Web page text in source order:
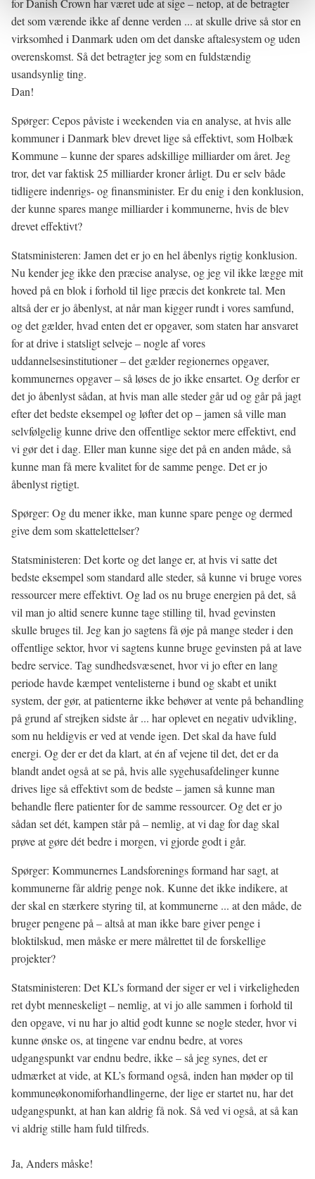
for Danish Crown har været ude at sige – netop, at de betragter
det som værende ikke af denne verden ... at skulle drive så stor en
virksomhed i Danmark uden om det danske aftalesystem og uden
overenskomst. Så det betragter jeg som en fuldstændig
usandsynlig ting.
Dan!
Spørger: Cepos påviste i weekenden via en analyse, at hvis alle
kommuner i Danmark blev drevet lige så effektivt, som Holbæk
Kommune – kunne der spares adskillige milliarder om året. Jeg
tror, det var faktisk 25 milliarder kroner årligt. Du er selv både
tidligere indenrigs- og finansminister. Er du enig i den konklusion,
der kunne spares mange milliarder i kommunerne, hvis de blev
drevet effektivt?
Statsministeren: Jamen det er jo en hel åbenlys rigtig konklusion.
Nu kender jeg ikke den præcise analyse, og jeg vil ikke lægge mit
hoved på en blok i forhold til lige præcis det konkrete tal. Men
altså der er jo åbenlyst, at når man kigger rundt i vores samfund,
og det gælder, hvad enten det er opgaver, som staten har ansvaret
for at drive i statsligt selveje – nogle af vores
uddannelsesinstitutioner – det gælder regionernes opgaver,
kommunernes opgaver – så løses de jo ikke ensartet. Og derfor er
det jo åbenlyst sådan, at hvis man alle steder går ud og går på jagt
efter det bedste eksempel og løfter det op – jamen så ville man
selvfølgelig kunne drive den offentlige sektor mere effektivt, end
vi gør det i dag. Eller man kunne sige det på en anden måde, så
kunne man få mere kvalitet for de samme penge. Det er jo
åbenlyst rigtigt.
Spørger: Og du mener ikke, man kunne spare penge og dermed
give dem som skattelettelser?
Statsministeren: Det korte og det lange er, at hvis vi satte det
bedste eksempel som standard alle steder, så kunne vi bruge vores
ressourcer mere effektivt. Og lad os nu bruge energien på det, så
vil man jo altid senere kunne tage stilling til, hvad gevinsten
skulle bruges til. Jeg kan jo sagtens få øje på mange steder i den
offentlige sektor, hvor vi sagtens kunne bruge gevinsten på at lave
bedre service. Tag sundhedsvæsenet, hvor vi jo efter en lang
periode havde kæmpet ventelisterne i bund og skabt et unikt
system, der gør, at patienterne ikke behøver at vente på behandling
på grund af strejken sidste år ... har oplevet en negativ udvikling,
som nu heldigvis er ved at vende igen. Det skal da have fuld
energi. Og der er det da klart, at én af vejene til det, det er da
blandt andet også at se på, hvis alle sygehusafdelinger kunne
drives lige så effektivt som de bedste – jamen så kunne man
behandle flere patienter for de samme ressourcer. Og det er jo
sådan set dét, kampen står på – nemlig, at vi dag for dag skal
prøve at gøre dét bedre i morgen, vi gjorde godt i går.
Spørger: Kommunernes Landsforenings formand har sagt, at
kommunerne får aldrig penge nok. Kunne det ikke indikere, at
der skal en stærkere styring til, at kommunerne ... at den måde, de
bruger pengene på – altså at man ikke bare giver penge i
bloktilskud, men måske er mere målrettet til de forskellige
projekter?
Statsministeren: Det KL’s formand der siger er vel i virkeligheden
ret dybt menneskeligt – nemlig, at vi jo alle sammen i forhold til
den opgave, vi nu har jo altid godt kunne se nogle steder, hvor vi
kunne ønske os, at tingene var endnu bedre, at vores
udgangspunkt var endnu bedre, ikke – så jeg synes, det er
udmærket at vide, at KL’s formand også, inden han møder op til
kommuneøkonomiforhandlingerne, der lige er startet nu, har det
udgangspunkt, at han kan aldrig få nok. Så ved vi også, at så kan
vi aldrig stille ham fuld tilfreds.
Ja, Anders måske!